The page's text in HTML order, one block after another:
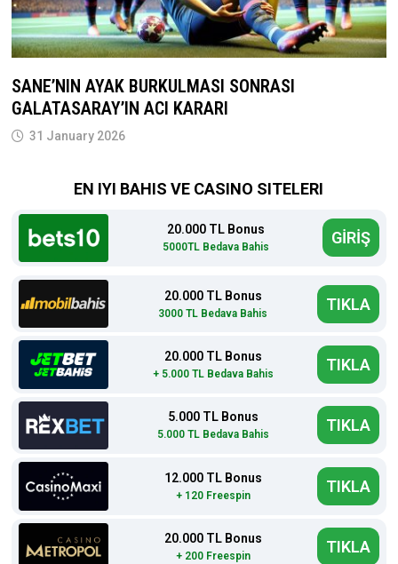
SANE’NIN AYAK BURKULMASI SONRASI
GALATASARAY’IN ACI KARARI
31 January 2026
EN IYI BAHIS VE CASINO SITELERI
20.000 TL Bonus
5000TL Bedava Bahis GİRİŞ
20.000 TL Bonus
3000 TL Bedava Bahis TIKLA
20.000 TL Bonus
+ 5.000 TL Bedava Bahis TIKLA
5.000 TL Bonus
5.000 TL Bedava Bahis TIKLA
12.000 TL Bonus
+ 120 Freespin TIKLA
20.000 TL Bonus
+ 200 Freespin TIKLA